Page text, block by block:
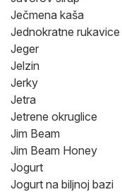
Ječmena kaša
Jednokratne rukavice
Jeger
Jelzin
Jerky
Jetra
Jetrene okruglice
Jim Beam
Jim Beam Honey
Jogurt
Jogurt na biljnoj bazi